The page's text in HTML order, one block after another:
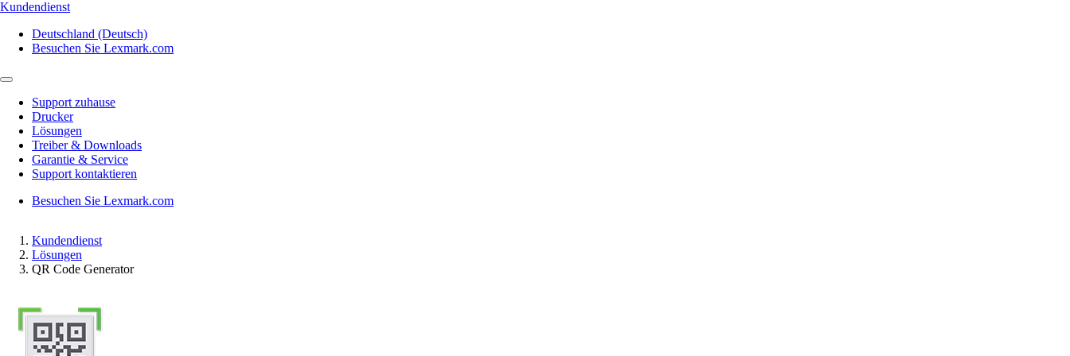
Kundendienst
Deutschland (Deutsch)
Besuchen Sie Lexmark.com
Support zuhause
Drucker
Lösungen
Treiber & Downloads
Garantie & Service
Support kontaktieren
Besuchen Sie Lexmark.com
Kundendienst
Lösungen
QR Code Generator